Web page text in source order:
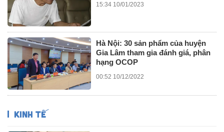
15:34 10/01/2023
Hà Nội: 30 sản phẩm của huyện
Gia Lâm tham gia đánh giá, phân
hạng OCOP
00:52 10/12/2022
KINH TẾ